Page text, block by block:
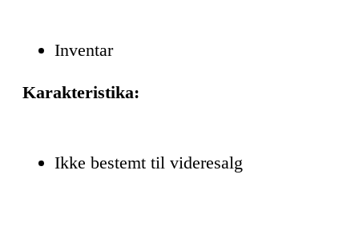
Inventar
Karakteristika:
Ikke bestemt til videresalg